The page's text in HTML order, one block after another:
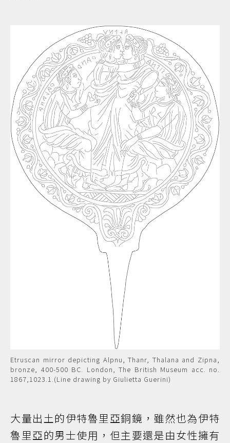
Etruscan mirror depicting Alpnu, Thanr, Thalana and Zipna,
bronze, 400-500 BC. London, The British Museum acc. no.
1867,1023.1.(Line drawing by Giulietta Guerini)
大量出土的伊特魯里亞銅鏡，雖然也為伊特
魯里亞的男士使用，但主要還是由女性擁有